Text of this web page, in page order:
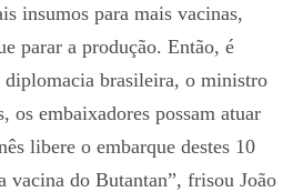
insumos para mais vacinas,
parar a produção. Então, é
brasileira, o ministro
os embaixadores possam atuar
libere o embarque destes 10
vacina do Butantan”, frisou João